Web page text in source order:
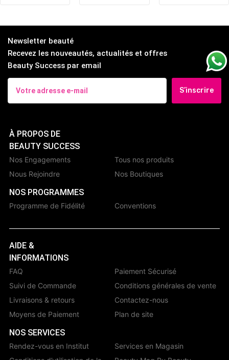
Newsletter beauté
Recevez les nouveautés, actualités et offres
Beauty Success par email
S’inscrire
À PROPOS DE
BEAUTY SUCCESS
Nos Engagements
Nous Rejoindre
Tous nos produits
Nos Boutiques
NOS PROGRAMMES
Programme de Fidélité Conventions
AIDE &
INFORMATIONS
FAQ
Suivi de Commande
Livraisons & retours
Moyens de Paiement
Paiement Sécurisé
Conditions générales de vente
Contactez-nous
Plan de site
NOS SERVICES
Rendez-vous en Institut
Services en Magasin